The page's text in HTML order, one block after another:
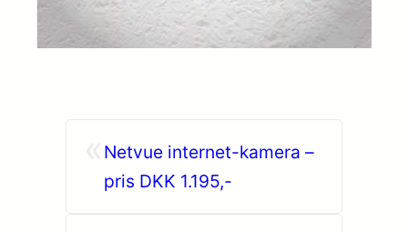
Netvue internet-kamera –
pris DKK 1.195,-